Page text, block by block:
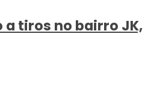
tiros no bairro JK,